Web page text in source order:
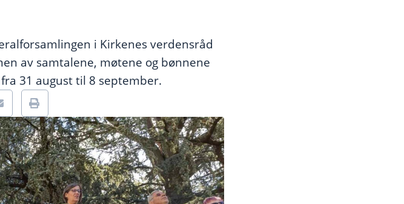
i Kirkenes verdensråd
av samtalene, møtene og bønnene
31 august til 8 september.